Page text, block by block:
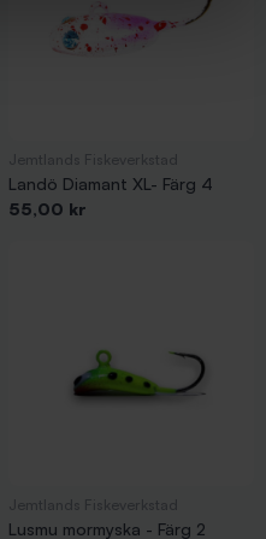
Landö Diamant XL- Färg 4
Pris
55,00 kr
Lusmu mormyska - Färg 2